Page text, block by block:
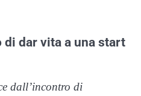
di dar vita a una start
dall’incontro di